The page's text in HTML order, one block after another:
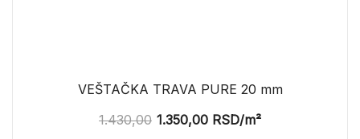
VEŠTAČKA TRAVA PURE 20 mm
1.430,00 1.350,00 RSD/m²